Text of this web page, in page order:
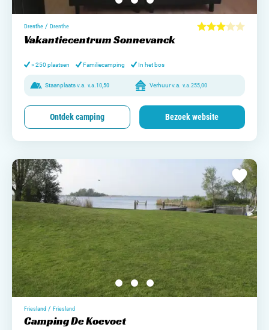
Drenthe / Drenthe
Vakantiecentrum Sonnevanck
> 250 plaatsen Familiecamping In het bos
Staanplaats v.a. v.a.10,50 Verhuur v.a. v.a.255,00
Ontdek camping Bezoek website
Friesland / Friesland
Camping De Koevoet